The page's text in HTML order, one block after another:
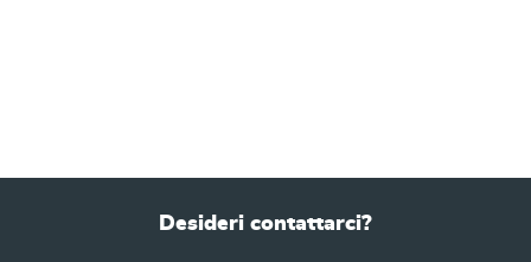
Desideri contattarci?